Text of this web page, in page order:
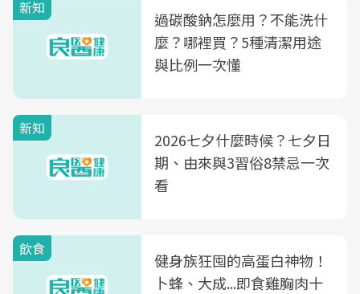
新知
過碳酸鈉怎麼用？不能洗什
麼？哪裡買？5種清潔用途
與比例一次懂
新知
2026七夕什麼時候？七夕日
期、由來與3習俗8禁忌一次
看
飲食
健身族狂囤的高蛋白神物！
卜蜂、大成...即食雞胸肉十